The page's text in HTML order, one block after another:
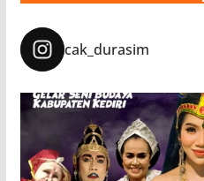
cak_durasim